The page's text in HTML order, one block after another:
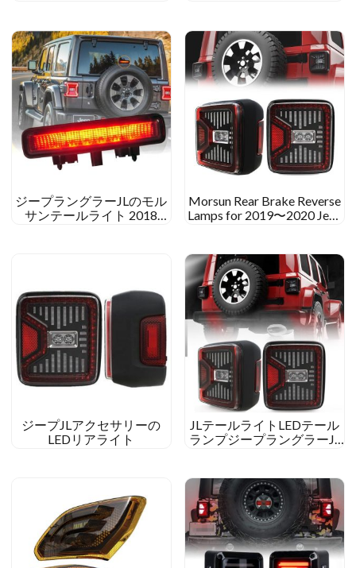
ジープラングラーJLのモル
サンテールライト 2018
Morsun Rear Brake Reverse
Lamps for 2019〜2020 Jeep
ジープJLアクセサリーの
LEDリアライト
JLテールライトLEDテール
ランプジープラングラーJL